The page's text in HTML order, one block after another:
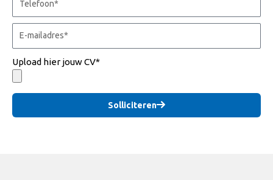
Upload hier jouw CV*
Solliciteren